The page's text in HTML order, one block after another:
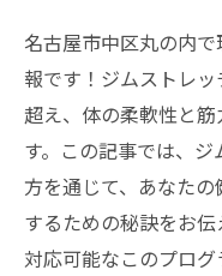
名古屋市中区丸の内
報です！ジムストレ
超え、体の柔軟性と
す。この記事では、
方を通じて、あなた
するための秘訣をお
対応可能なこのプロ